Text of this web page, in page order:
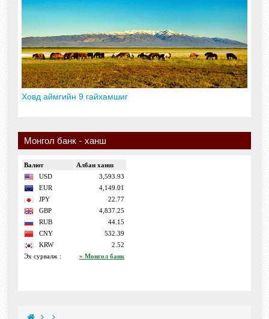
Ховд аймгийн 9 гайхамшиг
Монгол банк - ханш